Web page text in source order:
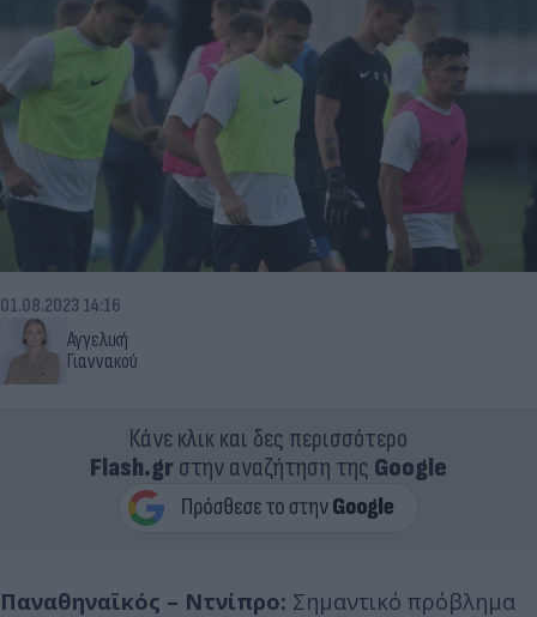
Αγγελική
Γιαννακού
01.08.2023 14:16
Κάνε κλικ και δες περισσότερο
Flash.grστην αναζήτηση της Google
Παναθηναϊκός – Ντνίπρο: Σημαντικό πρόβλημα